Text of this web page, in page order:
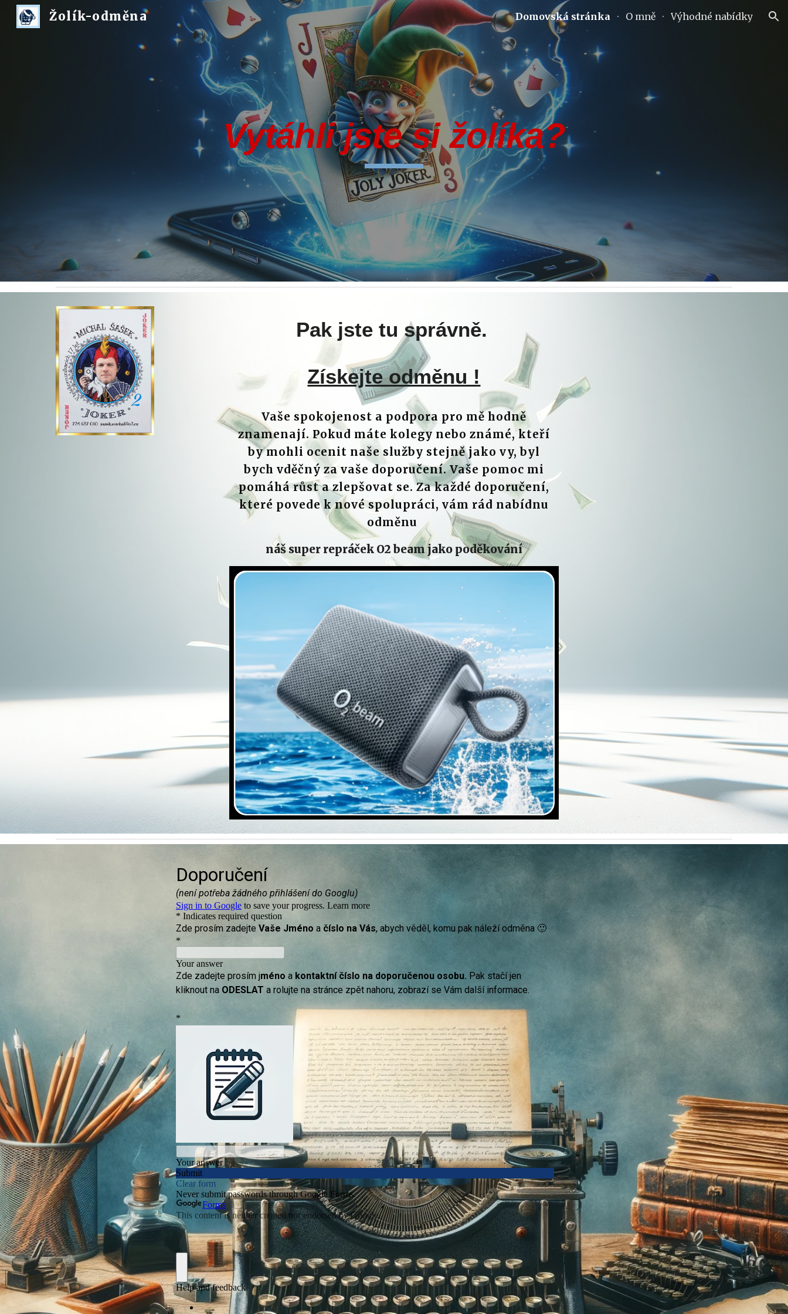
Skip to main content Skip to navigation
Žolík-odměna Domovská stránka O mně Výhodné nabídky
Vytáhlijste si žolíka?
Pak jste tu správně.
Získejte odměnu !
Vaše spokojenost a podpora pro mě hodně
znamenají. Pokud máte kolegy nebo známé, kteří
by mohli ocenit naše služby stejně jako vy, byl
bych vděčný za vaše doporučení. Vaše pomoc mi
pomáhá růst a zlepšovat se. Za každé doporučení,
které povede k nové spolupráci, vám rád nabídnu
odměnu
náš super repráček O2 beam jako poděkování